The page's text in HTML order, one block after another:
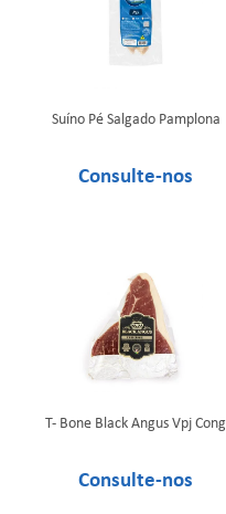
Suíno Pé Salgado Pamplona
T- Bone Black Angus Vpj Cong